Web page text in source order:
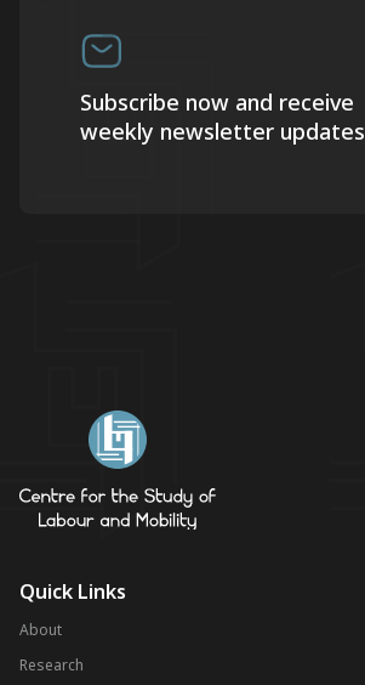
Subscribe now and receive
weekly newsletter updates
Quick Links
About
Research